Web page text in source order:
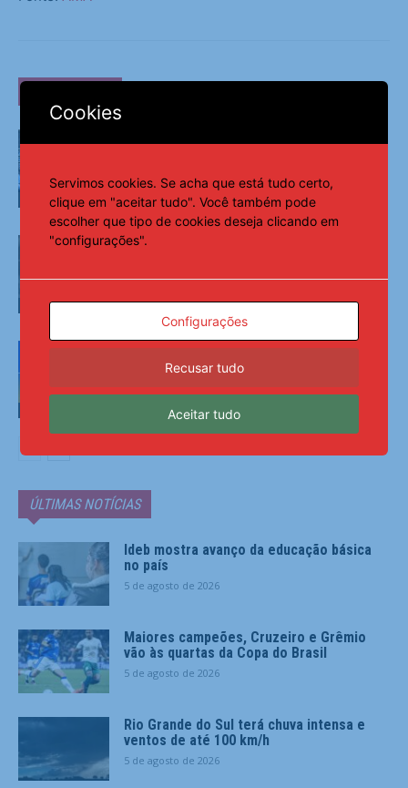
Municípios
Municípios
Abertas inscrições para o Registro do
CTAT realiza mentorias sobre
cadastro imobiliário; prazo para envio
de informações acaba em janeiro –
AMA
ÚLTIMAS NOTÍCIAS
Ideb mostra avanço da educação básica
no país
5 de agosto de 2026
Maiores campeões, Cruzeiro e Grêmio
vão às quartas da Copa do Brasil
5 de agosto de 2026
Rio Grande do Sul terá chuva intensa e
ventos de até 100 km/h
5 de agosto de 2026
Cookies
Servimos cookies. Se acha que está tudo certo,
clique em "aceitar tudo". Você também pode
escolher que tipo de cookies deseja clicando em
"configurações".
Configurações
Recusar tudo
Aceitar tudo